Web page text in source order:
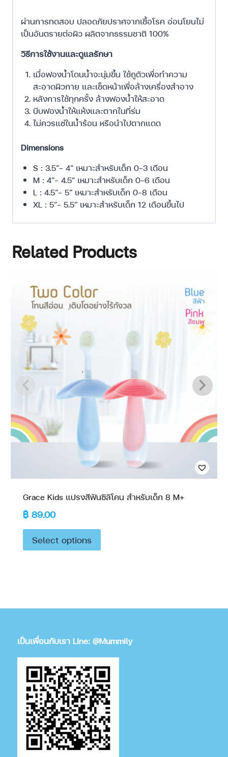
ผ่านการทดสอบ ปลอดภัยปราศจากเชื้อโรค อ่อนโยนไม่
เป็นอันตรายต่อผิว ผลิตจากธรรมชาติ 100%
วิธีการใช้งานและดูแลรักษา
เมื่อฟองน้ำโดนน้ำจะนุ่มขึ้น ใช้ถูตัวเพื่อทำความ
สะอาดผิวกาย และเช็ดหน้าเพื่อล้างเครื่องสำอาง
หลังการใช้ทุกครั้ง ล้างฟองน้ำให้สะอาด
บีบฟองน้ำให้แห้งและตากในที่ร่ม
ไม่ควรแช่ในน้ำร้อน หรือนำไปตากแดด
Dimensions
S : 3.5″- 4″ เหมาะสำหรับเด็ก 0-3 เดือน
M : 4″- 4.5″ เหมาะสำหรับเด็ก 0-6 เดือน
L : 4.5″- 5″ เหมาะสำหรับเด็ก 0-8 เดือน
XL : 5″- 5.5″ เหมาะสำหรับเด็ก 12 เดือนขึ้นไป
Related Products
Grace Kids แปรงสีฟันซิลิโคน สำหรับเด็ก 8 M+
฿ 89.00
Select options
เป็นเพื่อนกับเรา Line: @Mummily